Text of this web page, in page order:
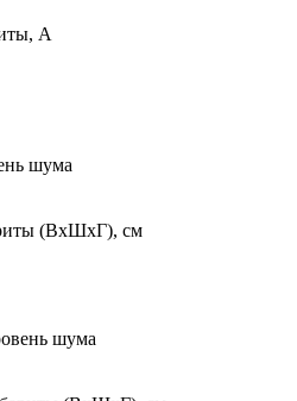
А
шума
(ВхШхГ), см
шума